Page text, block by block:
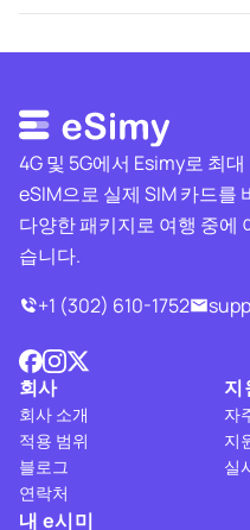
4G 및 5G에서 Esimy로 최
eSIM으로 실제 SIM 카드를
다양한 패키지로 여행 중에
습니다.
+1 (302) 610-1752
회사
회사 소개
적용 범위
블로그
연락처
지
자
지
실
내 e시미